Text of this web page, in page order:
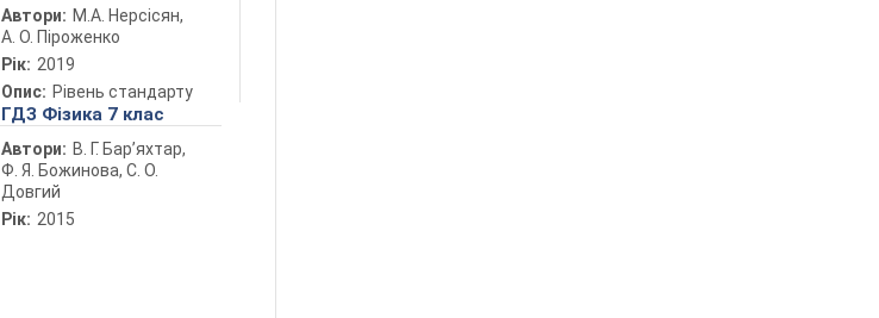
Автори: М.А. Нерсісян,
А. О. Піроженко
Рік: 2019
Опис: Рівень стандарту
ГДЗ Фізика 7 клас
Автори: В. Г. Бар’яхтар,
Ф. Я. Божинова, С. О.
Довгий
Рік: 2015